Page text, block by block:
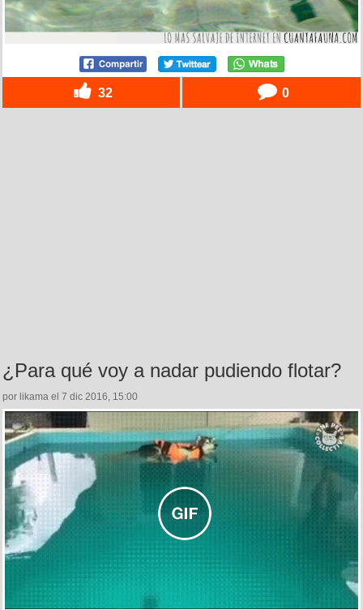
32 0
¿Para qué voy a nadar pudiendo flotar?
por likama el 7 dic 2016, 15:00